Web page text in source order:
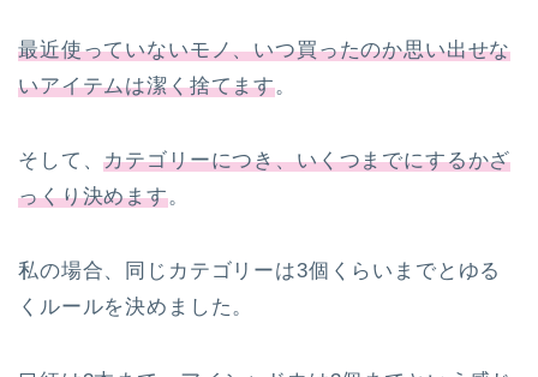
最近使っていないモノ、いつ買ったのか思い出せな
いアイテムは潔く捨てます。
そして、カテゴリーにつき、いくつまでにするかざ
っくり決めます。
私の場合、同じカテゴリーは3個くらいまでとゆる
くルールを決めました。